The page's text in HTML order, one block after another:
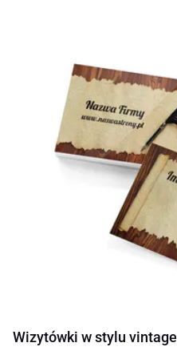
Wizytówki w stylu vintage